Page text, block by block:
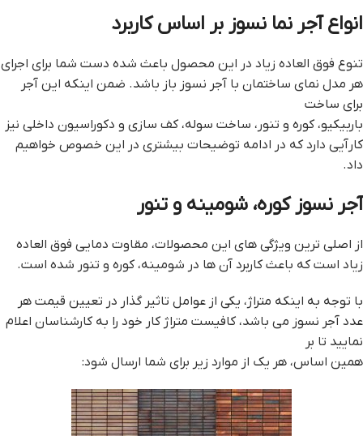
انواع آجر نما نسوز بر اساس کاربرد
تنوع فوق العاده زیاد در این محصول باعث شده دست شما برای اجرای
هر مدل نمای ساختمان با آجر نسوز باز باشد. ضمن اینکه این آجر
برای ساخت
باربیکیو، کوره و تنور، ساخت سوله، کف سازی و دکوراسیون داخلی نیز
کارآیی دارد که در ادامه توضیحات بیشتری در این خصوص خواهیم
داد.
آجر نسوز کوره، شومینه و تنور
از اصلی ترین ویژگی های این محصولات، مقاوت دمایی فوق العاده
زیاد است که باعث کاربرد آن ها در شومینه، کوره و تنور شده است.
با توجه به اینکه متراژ، یکی از عوامل تاثیر گذار در تعیین قیمت هر
عدد آجر نسوز می باشد، کافیست متراژ کار خود را به کارشناسان اعلام
نمایید تا بر
همین اساس، هر یک از موارد زیر برای شما ارسال شود: